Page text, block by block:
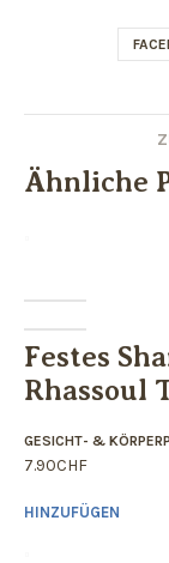
Ähnliche
Festes
Rhassoul
GESICHT- &
7.90CHF
HINZUFÜGEN